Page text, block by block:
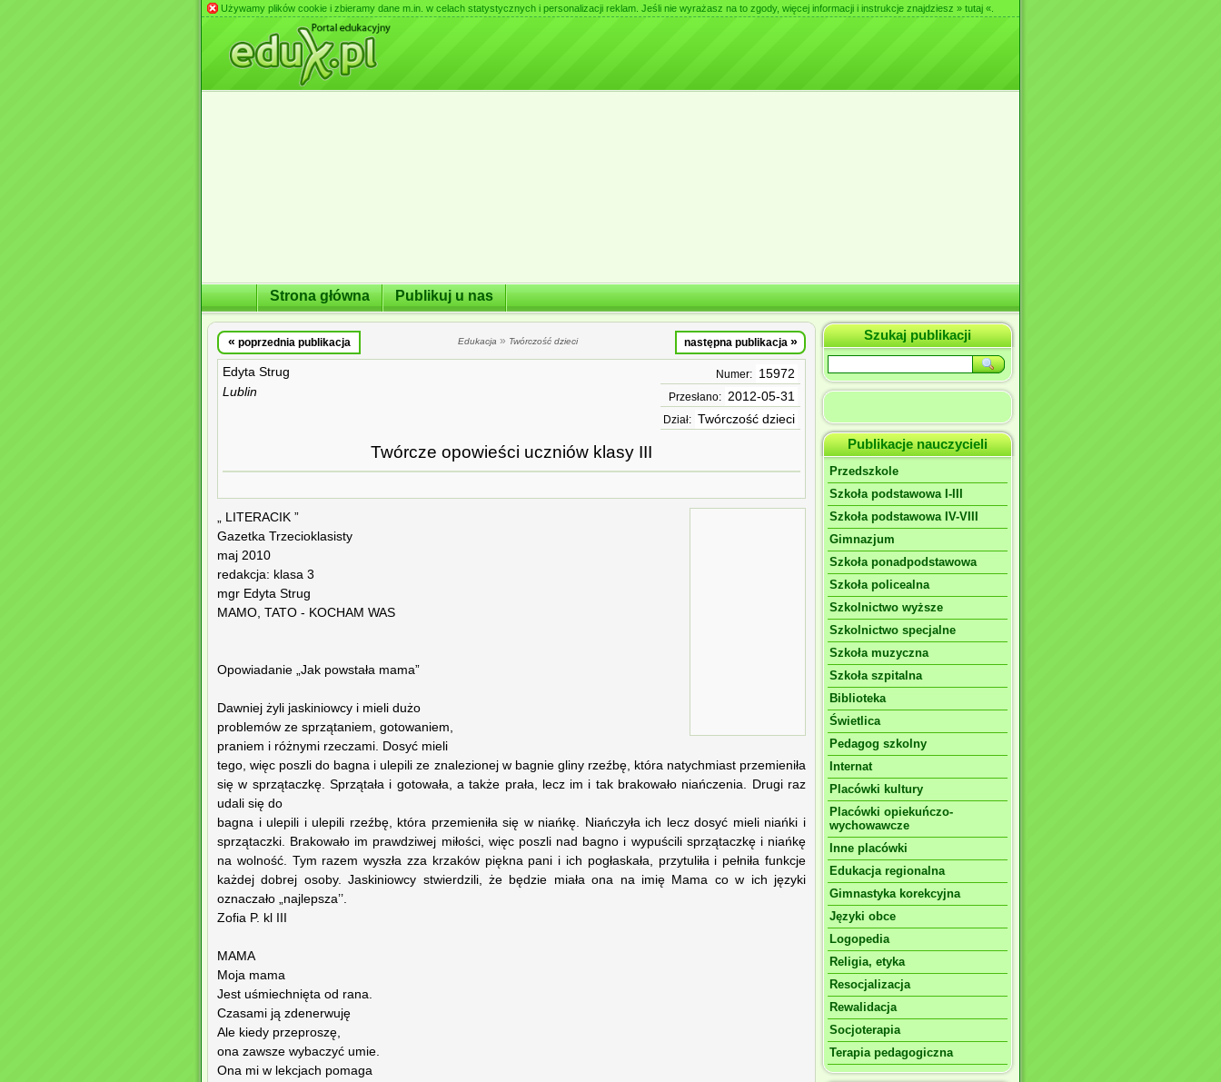
Używamy plików cookie i zbieramy dane m.in. w celach statystycznych i personalizacji reklam. Jeśli nie wyrażasz na to zgody, więcej informacji i instrukcje znajdziesz » tutaj «
Strona główna Publikuj u nas
« poprzednia publikacja Edukacja » Twórczość dzieci następna publikacja »
Edyta Strug
Lublin
Numer: 15972
Przesłano: 2012-05-31
Dział: Twórczość dzieci
Twórcze opowieści uczniów klasy III
„ LITERACIK ”
Gazetka Trzecioklasisty
maj 2010
redakcja: klasa 3
mgr Edyta Strug
MAMO, TATO - KOCHAM WAS
Opowiadanie „Jak powstała mama”
Dawniej żyli jaskiniowcy i mieli dużo
problemów ze sprzątaniem, gotowaniem,
praniem i różnymi rzeczami. Dosyć mieli
tego, więc poszli do bagna i ulepili ze znalezionej w bagnie gliny rzeźbę, która natychmiast przemieniła
się w sprzątaczkę. Sprzątała i gotowała, a także prała, lecz im i tak brakowało niańczenia. Drugi raz
udali się do
bagna i ulepili i ulepili rzeźbę, która przemieniła się w niańkę. Niańczyła ich lecz dosyć mieli niańki i
sprzątaczki. Brakowało im prawdziwej miłości, więc poszli nad bagno i wypuścili sprzątaczkę i niańkę
na wolność. Tym razem wyszła zza krzaków piękna pani i ich pogłaskała, przytuliła i pełniła funkcje
każdej dobrej osoby. Jaskiniowcy stwierdzili, że będzie miała ona na imię Mama co w ich języki
oznaczało „najlepsza’’.
Zofia P. kl III
MAMA
Moja mama
Jest uśmiechnięta od rana.
Czasami ją zdenerwuję
Ale kiedy przeproszę,
ona zawsze wybaczyć umie.
Ona mi w lekcjach pomaga
Szukaj publikacji
Publikacje nauczycieli
Przedszkole
Szkoła podstawowa I-III
Szkoła podstawowa IV-VIII
Gimnazjum
Szkoła ponadpodstawowa
Szkoła policealna
Szkolnictwo wyższe
Szkolnictwo specjalne
Szkoła muzyczna
Szkoła szpitalna
Biblioteka
Świetlica
Pedagog szkolny
Internat
Placówki kultury
Placówki opiekuńczo-
wychowawcze
Inne placówki
Edukacja regionalna
Gimnastyka korekcyjna
Języki obce
Logopedia
Religia, etyka
Resocjalizacja
Rewalidacja
Socjoterapia
Terapia pedagogiczna